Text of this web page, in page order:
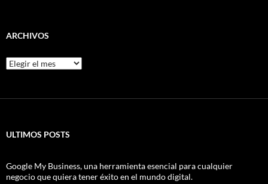
ARCHIVOS
Archivos
ULTIMOS POSTS
Google My Business, una herramienta esencial para cualquier
negocio que quiera tener éxito en el mundo digital.